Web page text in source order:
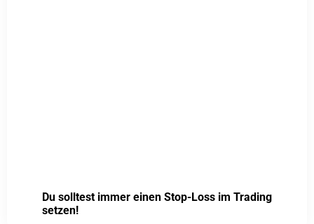
Du solltest immer einen Stop-Loss im Trading
setzen!